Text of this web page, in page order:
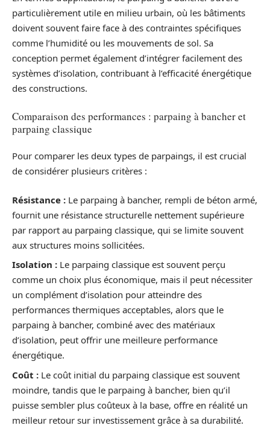
particulièrement utile en milieu urbain, où les bâtiments
doivent souvent faire face à des contraintes spécifiques
comme l’humidité ou les mouvements de sol. Sa
conception permet également d’intégrer facilement des
systèmes d’isolation, contribuant à l’efficacité énergétique
des constructions.
Comparaison des performances : parpaing à bancher et
parpaing classique
Pour comparer les deux types de parpaings, il est crucial
de considérer plusieurs critères :
Résistance : Le parpaing à bancher, rempli de béton armé,
fournit une résistance structurelle nettement supérieure
par rapport au parpaing classique, qui se limite souvent
aux structures moins sollicitées.
Isolation : Le parpaing classique est souvent perçu
comme un choix plus économique, mais il peut nécessiter
un complément d’isolation pour atteindre des
performances thermiques acceptables, alors que le
parpaing à bancher, combiné avec des matériaux
d’isolation, peut offrir une meilleure performance
énergétique.
Coût : Le coût initial du parpaing classique est souvent
moindre, tandis que le parpaing à bancher, bien qu’il
puisse sembler plus coûteux à la base, offre en réalité un
meilleur retour sur investissement grâce à sa durabilité.